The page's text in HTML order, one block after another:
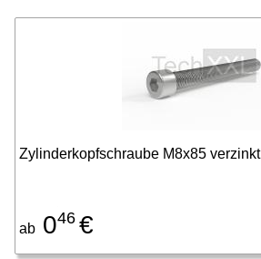
Zylinderkopfschraube M8x85 verzinkt
ab 046 €